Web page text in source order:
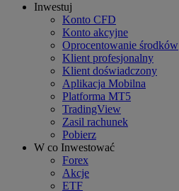
Inwestuj
Konto CFD
Konto akcyjne
Oprocentowanie środków
Klient profesjonalny
Klient doświadczony
Aplikacja Mobilna
Platforma MT5
TradingView
Zasil rachunek
Pobierz
W co Inwestować
Forex
Akcje
ETF